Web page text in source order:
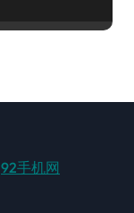
92手机网